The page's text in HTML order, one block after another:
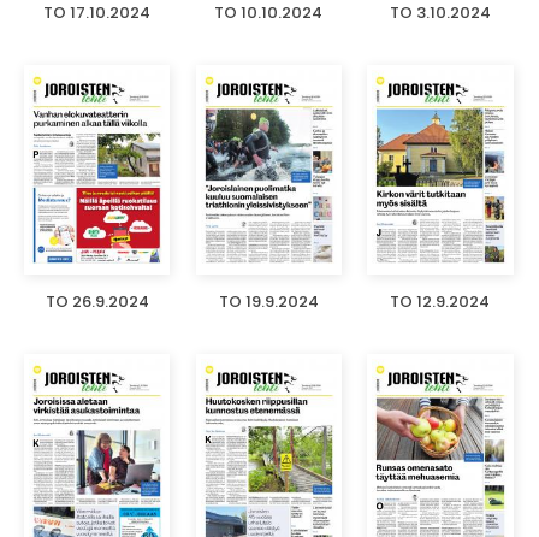
TO 17.10.2024 TO 10.10.2024 TO 3.10.2024
TO 26.9.2024 TO 19.9.2024 TO 12.9.2024